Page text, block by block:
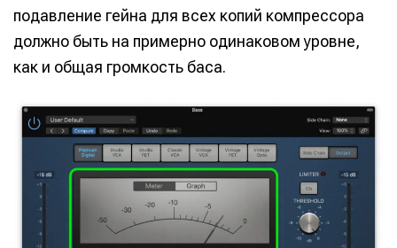
подавление гейна для всех копий компрессора
должно быть на примерно одинаковом уровне,
как и общая громкость баса.